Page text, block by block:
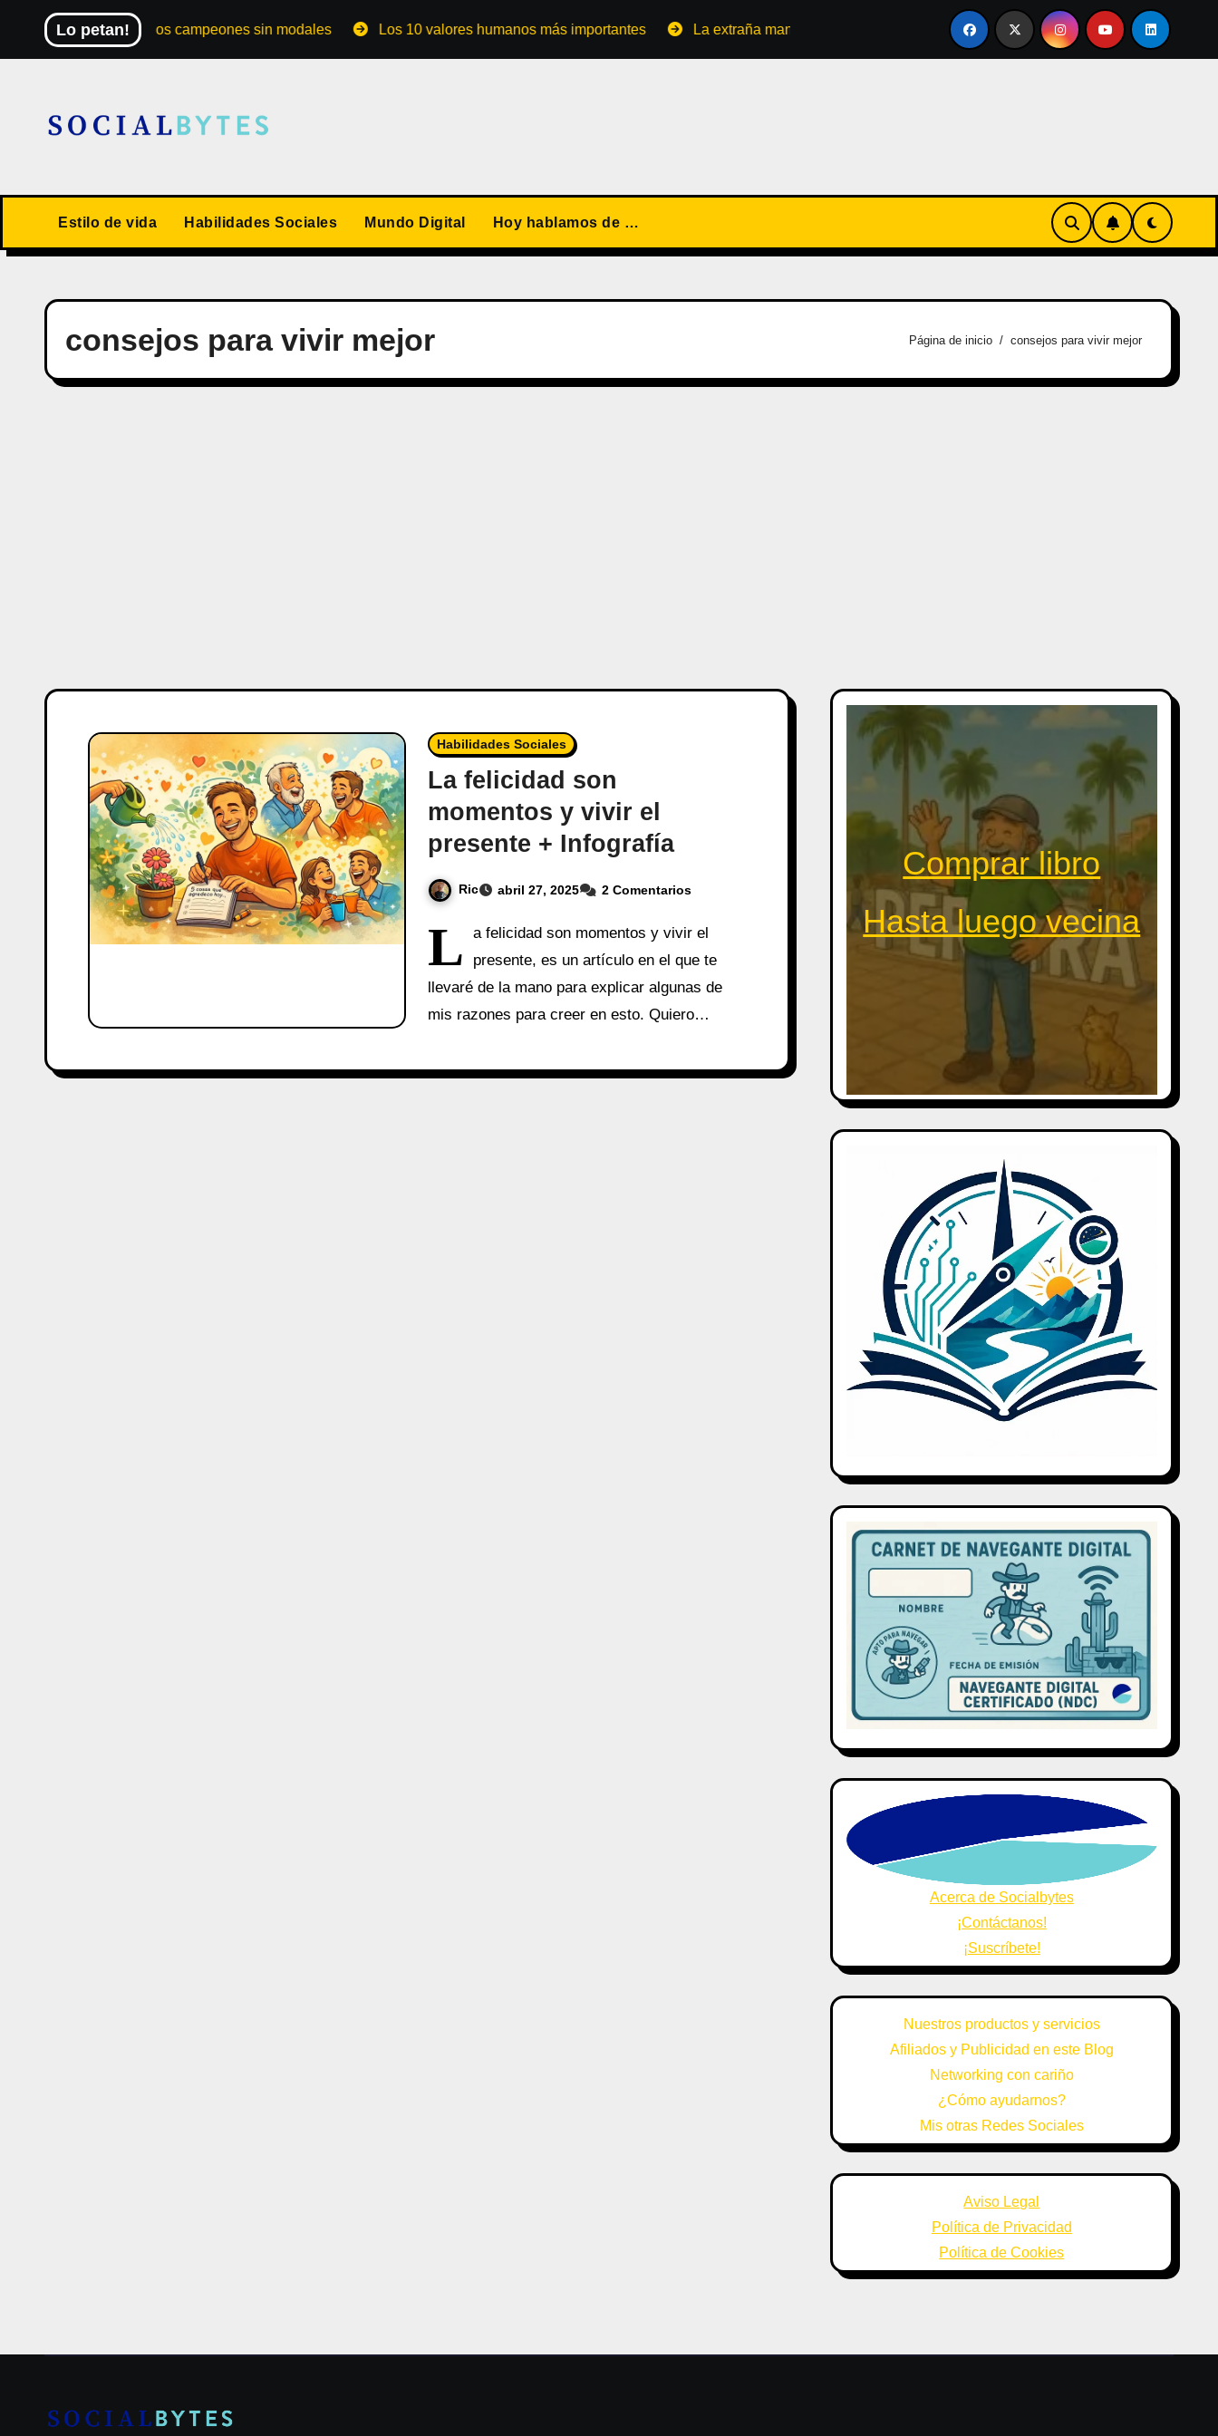
contenido
Lo petan!
El Mundial de los campeones sin modales Los 10 valores humanos más importantes La extraña manera de convertirse en familia El primer tour de la India Chiquitina
Estilo de vida Habilidades Sociales Mundo Digital Hoy hablamos de …
consejos para vivir mejor Página de inicio consejos para vivir mejor
Habilidades Sociales
La felicidad son
momentos y vivir el
presente + Infografía
Ric abril 27, 2025 2 Comentarios
L
a felicidad son momentos y vivir el
presente, es un artículo en el que te
llevaré de la mano para explicar algunas de
mis razones para creer en esto. Quiero…
Comprar libro
Hasta luego vecina
Acerca de Socialbytes
¡Contáctanos!
¡Suscríbete!
Nuestros productos y servicios
Afiliados y Publicidad en este Blog
Networking con cariño
¿Cómo ayudarnos?
Mis otras Redes Sociales
Aviso Legal
Política de Privacidad
Política de Cookies